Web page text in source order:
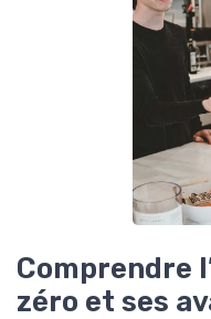
Comprendre
zéro et ses